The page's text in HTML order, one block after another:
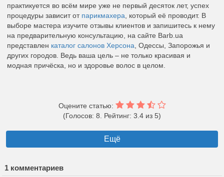
практикуется во всём мире уже не первый десяток лет, успех
процедуры зависит от парикмахера , который её проводит. В
выборе мастера изучите отзывы клиентов и запишитесь к нему
на предварительную консультацию, на сайте Barb.ua
представлен каталог салонов Херсона , Одессы, Запорожья и
других городов. Ведь ваша цель – не только красивая и
модная причёска, но и здоровье волос в целом.
Оцените статью:
(Голосов: 8. Рейтинг: 3.4 из 5)
Ещё
1 комментариев